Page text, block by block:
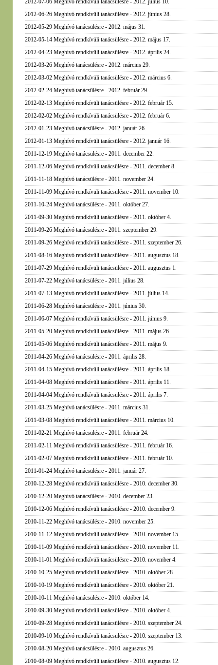
2012-07-06 Meghívó rendkívüli tanácsülésre - 2012. július 10.
2012-06-26 Meghívó rendkívüli tanácsülésre - 2012. június 28.
2012-05-29 Meghívó tanácsülésre - 2012. május 31.
2012-05-14 Meghívó rendkívüli tanácsülésre - 2012. május 17.
2012-04-23 Meghívó rendkívüli tanácsülésre - 2012. április 24.
2012-03-26 Meghívó tanácsülésre - 2012. március 29.
2012-03-02 Meghívó rendkívüli tanácsülésre - 2012. március 6.
2012-02-24 Meghívó tanácsülésre - 2012. február 29.
2012-02-13 Meghívó rendkívüli tanácsülésre - 2012. február 15.
2012-02-02 Meghívó rendkívüli tanácsülésre - 2012. február 6.
2012-01-23 Meghívó tanácsülésre - 2012. január 26.
2012-01-13 Meghívó rendkívüli tanácsülésre - 2012. január 16.
2011-12-19 Meghívó tanácsülésre - 2011. december 22.
2011-12-06 Meghívó rendkívüli tanácsülésre - 2011. december 8.
2011-11-18 Meghívó tanácsülésre - 2011. november 24.
2011-11-09 Meghívó rendkívüli tanácsülésre - 2011. november 10.
2011-10-24 Meghívó tanácsülésre - 2011. október 27.
2011-09-30 Meghívó rendkívüli tanácsülésre - 2011. október 4.
2011-09-26 Meghívó tanácsülésre - 2011. szeptember 29.
2011-09-26 Meghívó rendkívüli tanácsülésre - 2011. szeptember 26.
2011-08-16 Meghívó rendkívüli tanácsülésre - 2011. augusztus 18.
2011-07-29 Meghívó rendkívüli tanácsülésre - 2011. augusztus 1.
2011-07-22 Meghívó tanácsülésre - 2011. július 28.
2011-07-13 Meghívó rendkívüli tanácsülésre - 2011. július 14.
2011-06-28 Meghívó tanácsülésre - 2011. június 30.
2011-06-07 Meghívó rendkívüli tanácsülésre - 2011. június 9.
2011-05-20 Meghívó rendkívüli tanácsülésre - 2011. május 26.
2011-05-06 Meghívó rendkívüli tanácsülésre - 2011. május 9.
2011-04-26 Meghívó tanácsülésre - 2011. április 28.
2011-04-15 Meghívó rendkívüli tanácsülésre - 2011. április 18.
2011-04-08 Meghívó rendkívüli tanácsülésre - 2011. április 11.
2011-04-04 Meghívó rendkívüli tanácsülésre - 2011. április 7.
2011-03-25 Meghívó tanácsülésre - 2011. március 31.
2011-03-08 Meghívó rendkívüli tanácsülésre - 2011. március 10.
2011-02-21 Meghívó tanácsülésre - 2011. február 24.
2011-02-11 Meghívó rendkívüli tanácsülésre - 2011. február 16.
2011-02-07 Meghívó rendkívüli tanácsülésre - 2011. február 10.
2011-01-24 Meghívó tanácsülésre - 2011. január 27.
2010-12-28 Meghívó rendkívüli tanácsülésre - 2010. december 30.
2010-12-20 Meghívó tanácsülésre - 2010. december 23.
2010-12-06 Meghívó rendkívüli tanácsülésre - 2010. december 9.
2010-11-22 Meghívó tanácsülésre - 2010. november 25.
2010-11-12 Meghívó rendkívüli tanácsülésre - 2010. november 15.
2010-11-09 Meghívó rendkívüli tanácsülésre - 2010. november 11.
2010-11-01 Meghívó rendkívüli tanácsülésre - 2010. november 4.
2010-10-25 Meghívó rendkívüli tanácsülésre - 2010. október 28.
2010-10-19 Meghívó rendkívüli tanácsülésre - 2010. október 21.
2010-10-11 Meghívó tanácsülésre - 2010. október 14.
2010-09-30 Meghívó rendkívüli tanácsülésre - 2010. október 4.
2010-09-28 Meghívó rendkívüli tanácsülésre - 2010. szeptember 24.
2010-09-10 Meghívó rendkívüli tanácsülésre - 2010. szeptember 13.
2010-08-20 Meghívó tanácsülésre - 2010. augusztus 26.
2010-08-09 Meghívó rendkívüli tanácsülésre - 2010. augusztus 12.